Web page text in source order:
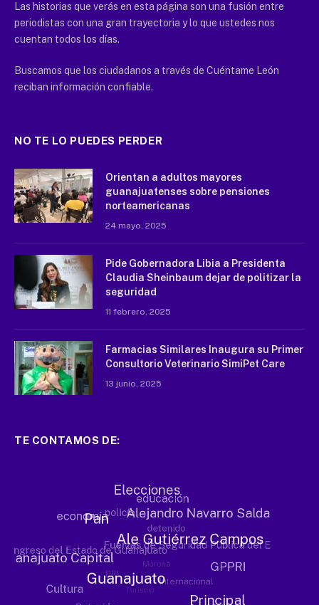
Las historias que verás en esta página son una fusión entre
periodistas con una gran trayectoria y lo que ustedes nos
cuentan todos los días.
Buscamos que los ciudadanos a través de Cuéntame León
reciban información confiable.
NO TE LO PUEDES PERDER
Orientan a adultos mayores
guanajuatenses sobre pensiones
norteamericanas
24 mayo, 2025
Pide Gobernadora Libia a Presidenta
Claudia Sheinbaum dejar de politizar la
seguridad
11 febrero, 2025
Farmacias Similares Inaugura su Primer
Consultorio Veterinario SimiPet Care
13 junio, 2025
TE CONTAMOS DE: